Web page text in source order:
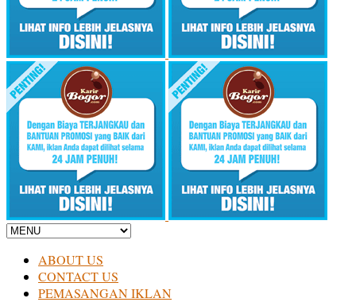
ABOUT US
CONTACT US
PEMASANGAN IKLAN